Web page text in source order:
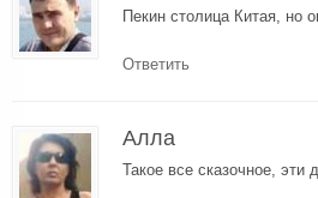
Пекин столица Китая, но
Ответить
Алла
Такое все сказочное, эти